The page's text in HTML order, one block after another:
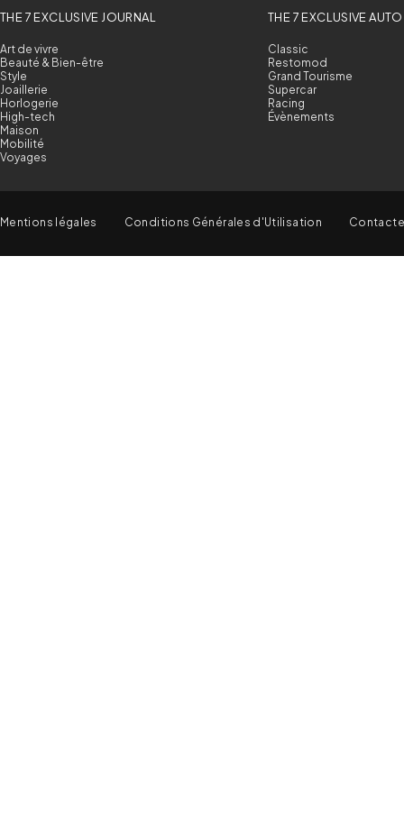
THE 7 EXCLUSIVE JOURNAL
Art de vivre
Beauté & Bien-être
Style
Joaillerie
Horlogerie
High-tech
Maison
Mobilité
Voyages
THE 7 EXCLUSIVE AUTO
Classic
Restomod
Grand Tourisme
Supercar
Racing
Évènements
Mentions légales Conditions Générales d'Utilisation